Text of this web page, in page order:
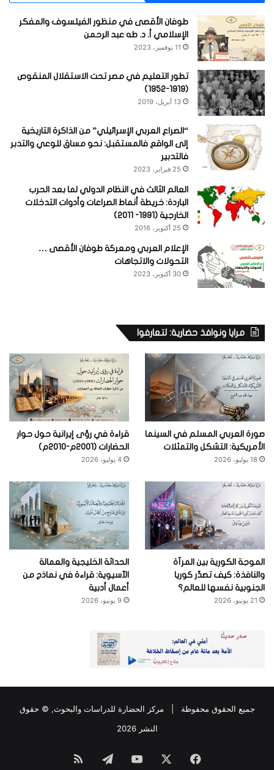
طوفان الأقصى في منظور الفيلسوف والمفكر
الإسلامي أ. د. طه عبد الرحمن
11 نوفمبر، 2023
تطور التعليم في مصر تحت الاستقلال المنقوص
(1919-1952)
13 أبريل، 2019
“الصراع العربي الإسرائيلي” من الذاكرة التاريخية
إلى الواقع فالمستقبل: نحو مساق للوعي والتدبر
فالتدبير
25 فبراير، 2023
العالم الثالث في النظام الدولي لما بعد الحرب
الباردة: خريطة أنماط الصراعات وأدوات التدخلات
الخارجية (1991- 2011)
25 أكتوبر، 2016
الإعلام العربي ومعركة طوفان الأقصى …
التحولات والاتجاهات
30 أكتوبر، 2023
مرايا ونوافذ حضارية: لتعارفوا
صورة العربي المسلم في السينما
الأمريكية: التشكل والتمثلات
18 يوليو، 2026
قراءة في رؤى إيرانية حول حوار
الحضارات (2001م-2010م)
4 يوليو، 2026
الموجة الكورية بين المرآة
والنافذة: كيف تصدِّر كوريا
الجنوبية نفسها للعالم؟
21 يونيو، 2026
الحداثة الخليجية والعمالة
الآسيوية: قراءة في نماذج من
أعمال أدبية
9 يونيو، 2026
جميع الحقوق محفوظة | مركز الحضارة للدراسات والبحوث, © حقوق
النشر 2026
فيسبوك ‫YouTubeتيلقرام